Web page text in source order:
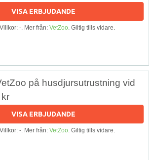
VISA ERBJUDANDE
Villkor: -. Mer från: VetZoo. Giltig tills vidare.
på husdjursutrustning vid
VISA ERBJUDANDE
Villkor: -. Mer från: VetZoo. Giltig tills vidare.